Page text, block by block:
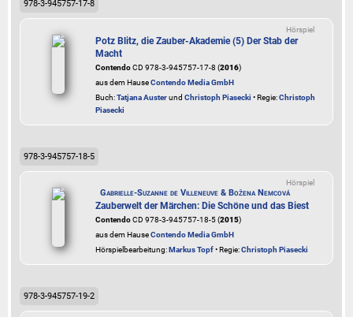
978-3-945757-17-8
Hörspiel
Potz Blitz, die Zauber-Akademie (5) Der Stab der
Macht
ContendoCD 978-3-945757-17-8 (2016)
aus dem HauseContendo Media GmbH
Buch:Tatjana Austerund Christoph Piasecki • Regie:Christoph
Piasecki
978-3-945757-18-5
Hörspiel
Gabrielle-Suzanne de Villeneuve & Božena Nemcová
Zauberwelt der Märchen: Die Schöne und das Biest
ContendoCD 978-3-945757-18-5 (2015)
aus dem HauseContendo Media GmbH
Hörspielbearbeitung:Markus Topf• Regie:Christoph Piasecki
978-3-945757-19-2